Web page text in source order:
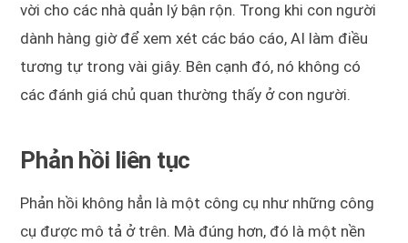
vời cho các nhà quản lý bận rộn. Trong khi con người
dành hàng giờ để xem xét các báo cáo, AI làm điều
tương tự trong vài giây. Bên cạnh đó, nó không có
các đánh giá chủ quan thường thấy ở con người.
Phản hồi liên tục
Phản hồi không hẳn là một công cụ như những công
cụ được mô tả ở trên. Mà đúng hơn, đó là một nền